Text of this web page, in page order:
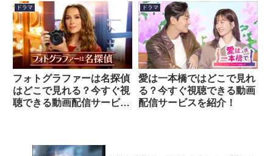
ドラマ
フォトグラファーは名探偵
はどこで見れる？今すぐ視
聴できる動画配信サービス
ドラマ
愛は一本橋ではどこで見れ
る？今すぐ視聴できる動画
配信サービスを紹介！